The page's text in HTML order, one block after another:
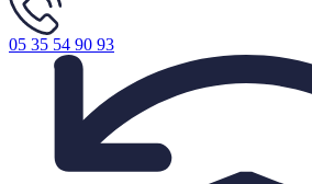
05 35 54 90 93